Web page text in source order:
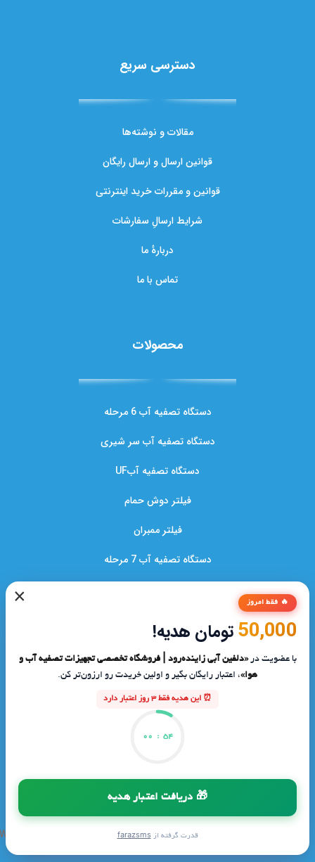
دسترسی سریع
مقالات و نوشته‌ها
قوانین ارسال و ارسال رایگان
قوانین و مقررات خرید اینترنتی
شرایط ارسالِ سفارشات
دربارهٔ ما
تماس با ما
محصولات
دستگاه تصفیه آب 6 مرحله
دستگاه تصفیه آب سر شیری
دستگاه تصفیه آبUF
فیلتر دوش حمام
فیلتر ممبران
دستگاه تصفیه آب 7 مرحله
شرکت دلفین آبی زاینده‌رود از سال ۱۳۸۱ فعالیت
در ایران آغاز کرد.
این شرکت به‌عنوان نخستین تولیدکننده
دستگاه‌های تصفیه آب در کشور،نقشی کلیدی
× 🔥 فقط امروز
50,000تومان هدیه!
با عضویت در«دلفین آبی زاینده‌رود | فروشگاه تخصصی تجهیزات تصفیه آب و
هوا»، اعتبار رایگان بگیر و اولین خریدت رو ارزون‌تر کن.
⏰ این هدیه فقط 3 روز اعتبار دارد
53
:
00
🎁 دریافت اعتبار هدیه
قدرت گرفته از farazsms